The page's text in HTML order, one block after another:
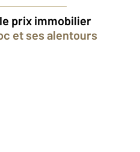
prix immobilier
et ses alentours